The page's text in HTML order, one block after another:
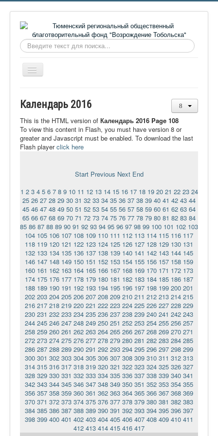
Искать...
Включить/
выключить
О фонде
Онлайн библиотека
Видеоматериалы
Сайт проекта Достоевский
Ермаковополе.рф
Календарь 2016
This is the HTML version of Календарь 2016 Page 108
To view this content in Flash, you must have version 8 or
greater and Javascript must be enabled. To download the last
Flash playerclick here
Start Previous Next End
1 2 3 4 5 6 7 8 9 10 11 12 13 14 15 16 17 18 19 20 21 22 23 24
25 26 27 28 29 30 31 32 33 34 35 36 37 38 39 40 41 42 43 44
45 46 47 48 49 50 51 52 53 54 55 56 57 58 59 60 61 62 63 64
65 66 67 68 69 70 71 72 73 74 75 76 77 78 79 80 81 82 83 84
85 86 87 88 89 90 91 92 93 94 95 96 97 98 99 100 101 102 103
104 105 106 107 108 109 110 111 112 113 114 115 116 117
118 119 120 121 122 123 124 125 126 127 128 129 130 131
132 133 134 135 136 137 138 139 140 141 142 143 144 145
146 147 148 149 150 151 152 153 154 155 156 157 158 159
160 161 162 163 164 165 166 167 168 169 170 171 172 173
174 175 176 177 178 179 180 181 182 183 184 185 186 187
188 189 190 191 192 193 194 195 196 197 198 199 200 201
202 203 204 205 206 207 208 209 210 211 212 213 214 215
216 217 218 219 220 221 222 223 224 225 226 227 228 229
230 231 232 233 234 235 236 237 238 239 240 241 242 243
244 245 246 247 248 249 250 251 252 253 254 255 256 257
258 259 260 261 262 263 264 265 266 267 268 269 270 271
272 273 274 275 276 277 278 279 280 281 282 283 284 285
286 287 288 289 290 291 292 293 294 295 296 297 298 299
300 301 302 303 304 305 306 307 308 309 310 311 312 313
314 315 316 317 318 319 320 321 322 323 324 325 326 327
328 329 330 331 332 333 334 335 336 337 338 339 340 341
342 343 344 345 346 347 348 349 350 351 352 353 354 355
356 357 358 359 360 361 362 363 364 365 366 367 368 369
370 371 372 373 374 375 376 377 378 379 380 381 382 383
384 385 386 387 388 389 390 391 392 393 394 395 396 397
398 399 400 401 402 403 404 405 406 407 408 409 410 411
412 413 414 415 416 417